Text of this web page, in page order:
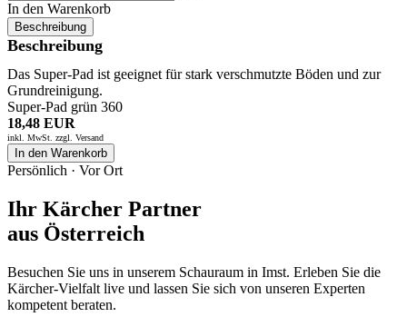
In den Warenkorb
Beschreibung
Beschreibung
Das Super-Pad ist geeignet für stark verschmutzte Böden und zur
Grundreinigung.
Super-Pad grün 360
18,48 EUR
inkl. MwSt. zzgl. Versand
In den Warenkorb
Persönlich · Vor Ort
Ihr Kärcher Partner
aus Österreich
Besuchen Sie uns in unserem Schauraum in Imst. Erleben Sie die
Kärcher-Vielfalt live und lassen Sie sich von unseren Experten
kompetent beraten.